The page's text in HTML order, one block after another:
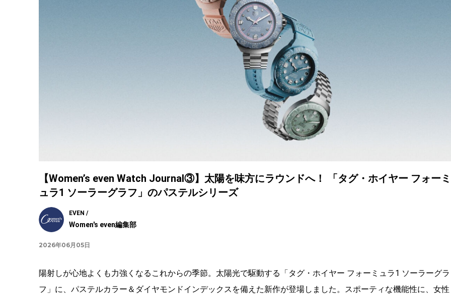
【Women’s even Watch Journal③】太陽を味方にラウンドへ！ 「タグ・ホイヤー フォーミ
ュラ1 ソーラーグラフ」のパステルシリーズ
EVEN /
Women's even編集部
2026年06月05日
陽射しが心地よくも力強くなるこれからの季節。太陽光で駆動する「タグ・ホイヤー フォーミュラ1 ソーラーグラ
フ」に、パステルカラー＆ダイヤモンドインデックスを備えた新作が登場しました。スポーティな機能性に、女性